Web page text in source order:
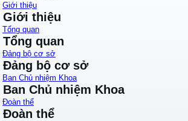
Giới thiệu
Giới thiệu
Tổng quan
Tổng quan
Đảng bộ cơ sở
Đảng bộ cơ sở
Ban Chủ nhiệm Khoa
Ban Chủ nhiệm Khoa
Đoàn thể
Đoàn thể